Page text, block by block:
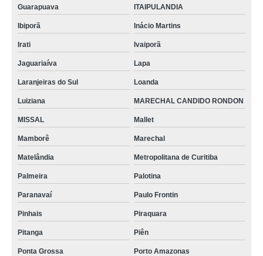
Guarapuava ITAIPULANDIA
Ibiporã Inácio Martins
Irati Ivaiporã
Jaguariaíva Lapa
Laranjeiras do Sul Loanda
Luiziana MARECHAL CANDIDO RONDON
MISSAL Mallet
Mamborê Marechal
Matelândia Metropolitana de Curitiba
Palmeira Palotina
Paranavaí Paulo Frontin
Pinhais Piraquara
Pitanga Piên
Ponta Grossa Porto Amazonas